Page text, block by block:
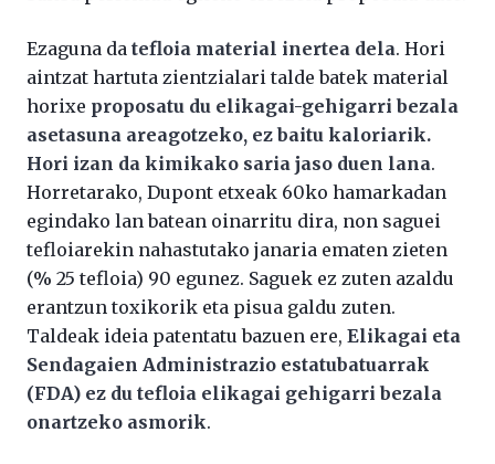
Ezaguna da tefloia material inertea dela. Hori
aintzat hartuta zientzialari talde batek material
horixe proposatu du elikagai-gehigarri bezala
asetasuna areagotzeko, ez baitu kaloriarik.
Hori izan da kimikako saria jaso duen lana.
Horretarako, Dupont etxeak 60ko hamarkadan
egindako lan batean oinarritu dira, non saguei
tefloiarekin nahastutako janaria ematen zieten
(% 25 tefloia) 90 egunez. Saguek ez zuten azaldu
erantzun toxikorik eta pisua galdu zuten.
Taldeak ideia patentatu bazuen ere, Elikagai eta
Sendagaien Administrazio estatubatuarrak
(FDA) ez du tefloia elikagai gehigarri bezala
onartzeko asmorik.